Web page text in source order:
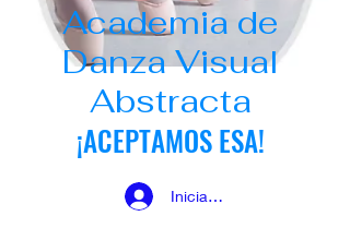
Academia de
Danza Visual
Abstracta
¡ACEPTAMOS ESA!
Iniciar sesión